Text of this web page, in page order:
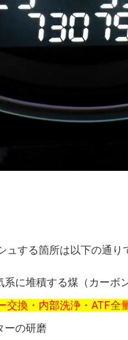
する箇所は以下の通り
系に堆積する煤（カーボ
交換・内部洗浄・ATF全
ーの研磨